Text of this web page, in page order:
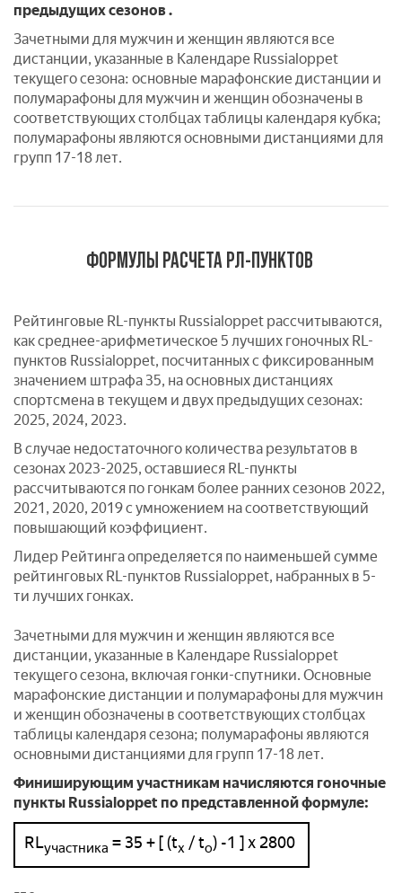
предыдущих сезонов .
Зачетными для мужчин и женщин являются все
дистанции, указанные в Календаре Russialoppet
текущего сезона: основные марафонские дистанции и
полумарафоны для мужчин и женщин обозначены в
соответствующих столбцах таблицы календаря кубка;
полумарафоны являются основными дистанциями для
групп 17-18 лет.
ФОРМУЛЫ РАСЧЕТА РЛ-ПУНКТОВ
Рейтинговые RL-пункты Russialoppet рассчитываются,
как среднее-арифметическое 5 лучших гоночных RL-
пунктов Russialoppet, посчитанных с фиксированным
значением штрафа 35, на основных дистанциях
спортсмена в текущем и двух предыдущих сезонах:
2025, 2024, 2023.
В случае недостаточного количества результатов в
сезонах 2023-2025, оставшиеся RL-пункты
рассчитываются по гонкам более ранних сезонов 2022,
2021, 2020, 2019 с умножением на соответствующий
повышающий коэффициент.
Лидер Рейтинга определяется по наименьшей сумме
рейтинговых RL-пунктов Russialoppet, набранных в 5-
ти лучших гонках.
Зачетными для мужчин и женщин являются все
дистанции, указанные в Календаре Russialoppet
текущего сезона, включая гонки-спутники. Основные
марафонские дистанции и полумарафоны для мужчин
и женщин обозначены в соответствующих столбцах
таблицы календаря сезона; полумарафоны являются
основными дистанциями для групп 17-18 лет.
Финиширующим участникам начисляются гоночные
пункты Russialoppet по представленной формуле:
RLучастника = 35 + [ (tх / tо) -1 ] x 2800